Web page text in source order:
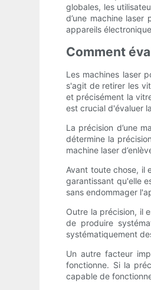
globales, les
d’une machine
appareils
Comment
Les machines laser
s'agit de retirer les
et précisément la
est crucial d'évaluer
La précision d’une
détermine la
machine laser
Avant toute chose, il
garantissant qu'elle
sans endommager
Outre la précision, il
de produire
systématiquement
Un autre facteur
fonctionne. Si la
capable de